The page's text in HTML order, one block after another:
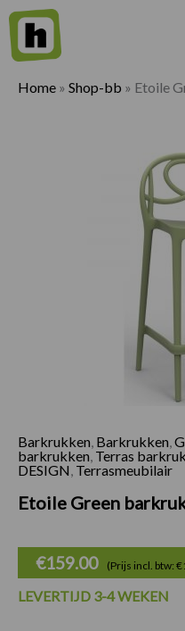
Home » Shop-bb » Etoile
Barkrukken Barkrukken
barkrukken Terras
DESIGN Terrasmeubilair
Etoile Green
€159.00 (Prijs incl. btw:
LEVERTIJD 3-4 WEKEN